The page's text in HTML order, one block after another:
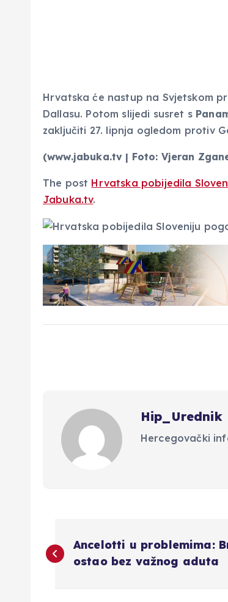
Hrvatska će nastup na Svjetskom
Dallasu. Potom slijedi susret s
zaključiti 27. lipnja ogledom protiv
(www.jabuka.tv | Foto: Vjeran
The post Hrvatska pobijedila
Jabuka.tv.
Hip_Urednik
Hercegovački
N
a
Ancelotti u problemima:
ostao bez važnog aduta